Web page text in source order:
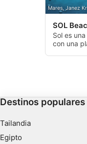
Mares, Janez
SOL
Sol es
con una
Destinos populares
Tailandia
Egipto
Funcionales
De publicidad